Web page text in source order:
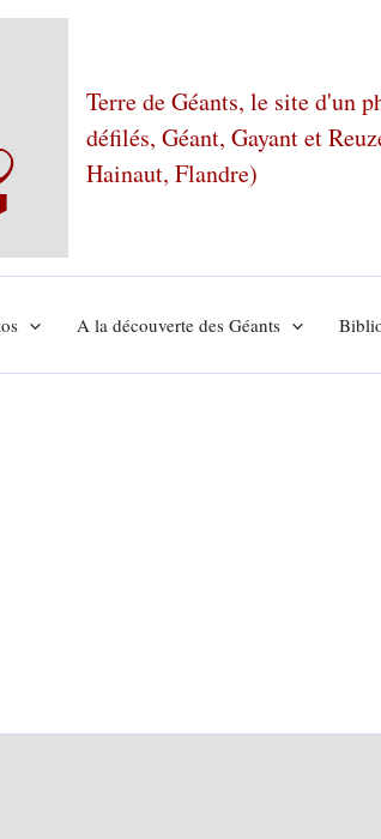
Terre de Géants, le site d'un
défilés, Géant, Gayant et
Hainaut, Flandre)
A la découverte des Géants